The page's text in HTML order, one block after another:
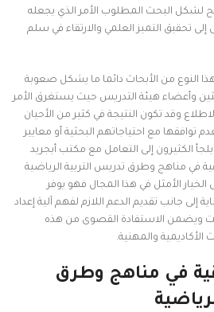
لشكل البحث المطلوب الأمر الذي يجعله
تحقيق التميز العلمي والارتقاء في سلم
النوع من الأبحاث دائما ما يشكل صعوبة
وأعضاء هيئة التدريس حيث يستغرق الأمر
وقد تكون النتيجة في كثير من الأحيان
توافقها مع احتياجاتهم البحثية أو معايير
الكثيرون إلى التعامل مع مكتب أبجريد
في مناهج وطرق تدريس التربية الرياضية
الأمثل في هذا المجال فهو يوفر
إلى جانب تقديم الدعم اللازم لفهم آلية إعداد
ويضمن الاستفادة القصوى من هذه
والمهنية.
في مناهج وطرق